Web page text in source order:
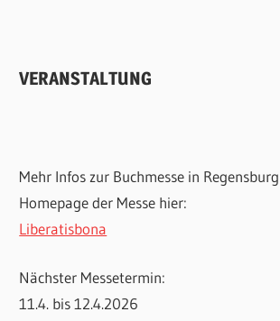
VERANSTALTUNG
Mehr Infos zur Buchmesse in
Homepage der Messe hier:
Liberatisbona
Nächster Messetermin:
11.4. bis 12.4.2026